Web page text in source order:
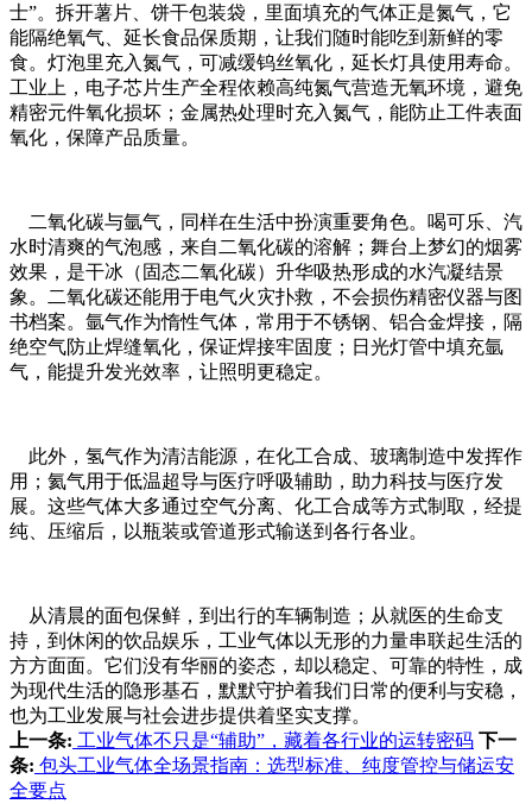
士”。拆开薯片、饼干包装袋，里面填充的气体正是氮气，它
能隔绝氧气、延长食品保质期，让我们随时能吃到新鲜的零
食。灯泡里充入氮气，可减缓钨丝氧化，延长灯具使用寿命。
工业上，电子芯片生产全程依赖高纯氮气营造无氧环境，避免
精密元件氧化损坏；金属热处理时充入氮气，能防止工件表面
氧化，保障产品质量。
二氧化碳与氩气，同样在生活中扮演重要角色。喝可乐、汽
水时清爽的气泡感，来自二氧化碳的溶解；舞台上梦幻的烟雾
效果，是干冰（固态二氧化碳）升华吸热形成的水汽凝结景
象。二氧化碳还能用于电气火灾扑救，不会损伤精密仪器与图
书档案。氩气作为惰性气体，常用于不锈钢、铝合金焊接，隔
绝空气防止焊缝氧化，保证焊接牢固度；日光灯管中填充氩
气，能提升发光效率，让照明更稳定。
此外，氢气作为清洁能源，在化工合成、玻璃制造中发挥作
用；氦气用于低温超导与医疗呼吸辅助，助力科技与医疗发
展。这些气体大多通过空气分离、化工合成等方式制取，经提
纯、压缩后，以瓶装或管道形式输送到各行各业。
从清晨的面包保鲜，到出行的车辆制造；从就医的生命支
持，到休闲的饮品娱乐，工业气体以无形的力量串联起生活的
方方面面。它们没有华丽的姿态，却以稳定、可靠的特性，成
为现代生活的隐形基石，默默守护着我们日常的便利与安稳，
也为工业发展与社会进步提供着坚实支撑。
上一条: 工业气体不只是“辅助”，藏着各行业的运转密码 下一
条: 包头工业气体全场景指南：选型标准、纯度管控与储运安
全要点